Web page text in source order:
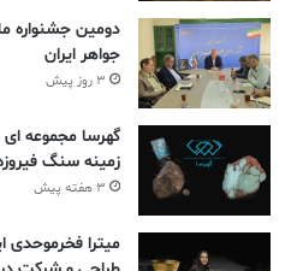
دومین جشنواره
جواهر ایران
3 روز پیش
گهرسا مجموعه
زمینه سنگ
3 هفته پیش
میترا فخرموحدی